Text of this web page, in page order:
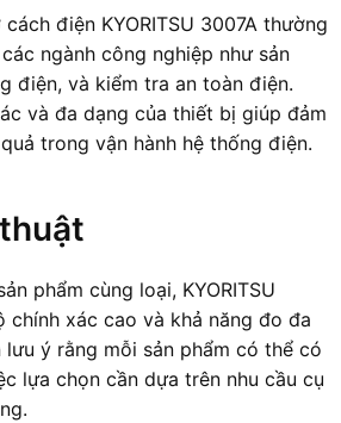
điện KYORITSU 3007A thường
ngành công nghiệp như sản
điện, và kiểm tra an toàn điện.
và đa dạng của thiết bị giúp đảm
trong vận hành hệ thống điện.
phẩm cùng loại, KYORITSU
chính xác cao và khả năng đo đa
lưu ý rằng mỗi sản phẩm có thể có
lựa chọn cần dựa trên nhu cầu cụ